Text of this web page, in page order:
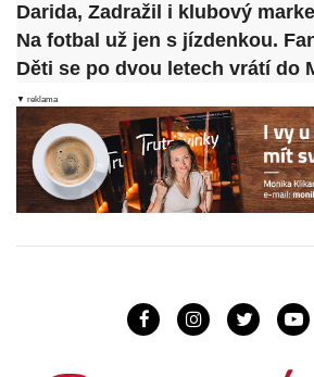
Darida, Zadražil i klubový
Na fotbal už jen s jízdenkou.
Děti se po dvou letech vrátí do
▼ reklama